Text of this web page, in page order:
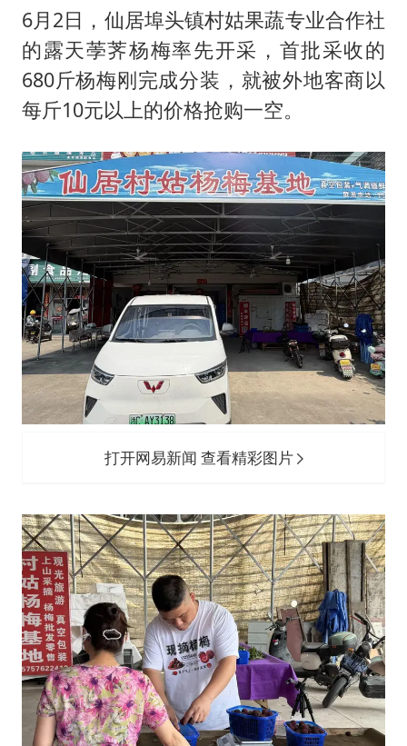
6月2日，仙居埠头镇村姑果蔬专业合作社
的露天荸荠杨梅率先开采，首批采收的
680斤杨梅刚完成分装，就被外地客商以
每斤10元以上的价格抢购一空。
打开网易新闻 查看精彩图片